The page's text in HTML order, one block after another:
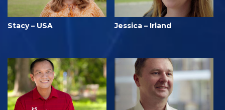
Stacy – USA Jessica – Irland